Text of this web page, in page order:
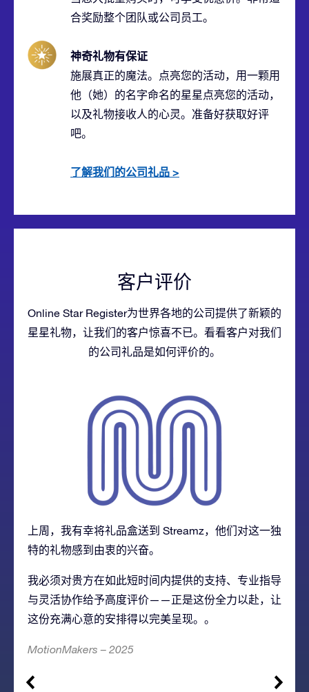
合奖励整个团队或公司员工。
神奇礼物有保证
施展真正的魔法。点亮您的活动，用一颗用
他（她）的名字命名的星星点亮您的活动，
以及礼物接收人的心灵。准备好获取好评
吧。
了解我们的公司礼品 >
客户评价
Online Star Register为世界各地的公司提供了新颖的
星星礼物，让我们的客户惊喜不已。看看客户对我们
的公司礼品是如何评价的。
上周，我有幸将礼品盒送到 Streamz，他们对这一独
特的礼物感到由衷的兴奋。
我必须对贵方在如此短时间内提供的支持、专业指导
与灵活协作给予高度评价——正是这份全力以赴，让
这份充满心意的安排得以完美呈现。。
MotionMakers – 2025